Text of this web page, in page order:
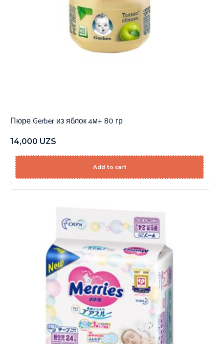
Пюре Gerber из яблок 4м+ 80 гр
14,000 UZS
Add to cart